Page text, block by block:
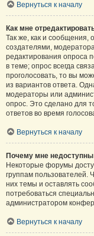
Вернуться к началу
Как мне
Так же, как и сообщения,
создателями,
редактирования опроса
в теме; опрос всегда
проголосовать, то вы
из вариантов ответа.
модераторы или
опрос. Это сделано для
ответов во время
Вернуться к началу
Почему мне
Некоторые форумы
группам пользователей.
них темы и оставлять
потребоваться
администратором
Вернуться к началу